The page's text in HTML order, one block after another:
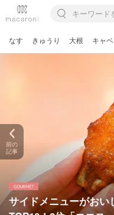
なす きゅうり 大根 キャ
サイドメニューがお
前の
記事